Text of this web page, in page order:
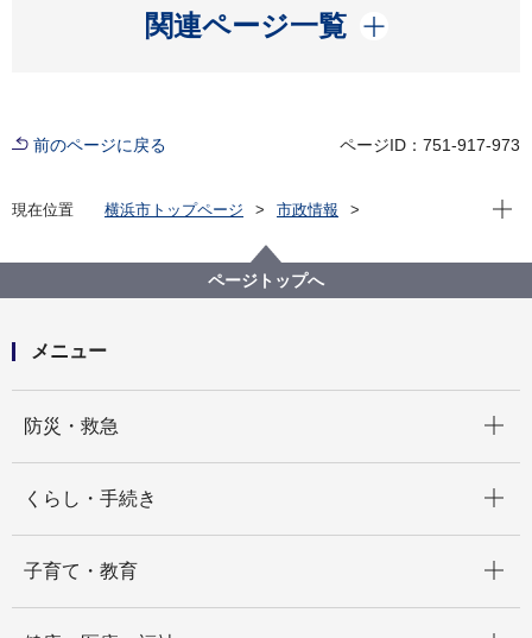
関連ページ一覧
開く
前のページに戻る ページID：751-917-973
現在位置 横浜市トップページ
市政情報
記者発表 2025年度
横浜市中央児童相談所一時保護施設における食中毒の
発生について
現在
ページトップへ
メニュー
防災・救急
くらし・手続き
子育て・教育